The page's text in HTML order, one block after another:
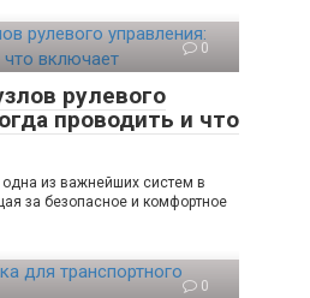
0
рулевого
проводить и что
из важнейших систем в
за безопасное и комфортное
0